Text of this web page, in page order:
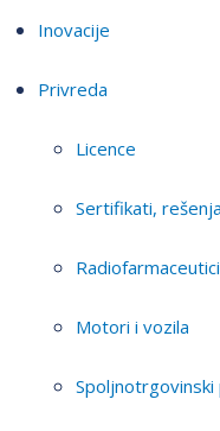
Inovacije
Privreda
Licence
Sertifikati,
Radiofarmaceutici
Motori i vozila